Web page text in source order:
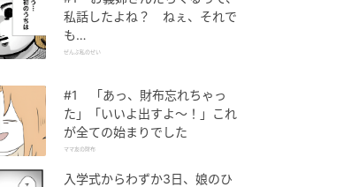
私話したよね？ ねぇ、それで
も…
ぜんぶ私のせい
#1 「あっ、財布忘れちゃっ
た」「いいよ出すよ〜！」これ
が全ての始まりでした
ママ友の財布
入学式からわずか3日、娘のひ